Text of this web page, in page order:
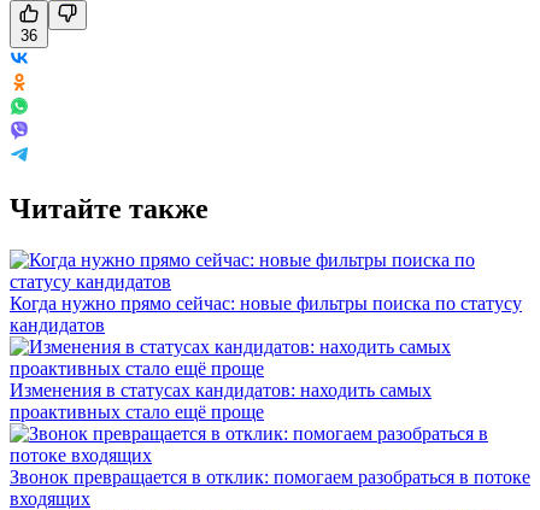
36
Читайте также
Когда нужно прямо сейчас: новые фильтры поиска по статусу
кандидатов
Изменения в статусах кандидатов: находить самых
проактивных стало ещё проще
Звонок превращается в отклик: помогаем разобраться в потоке
входящих